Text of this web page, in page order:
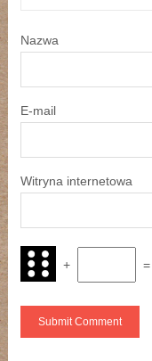
Nazwa
E-mail
Witryna internetowa
+ =